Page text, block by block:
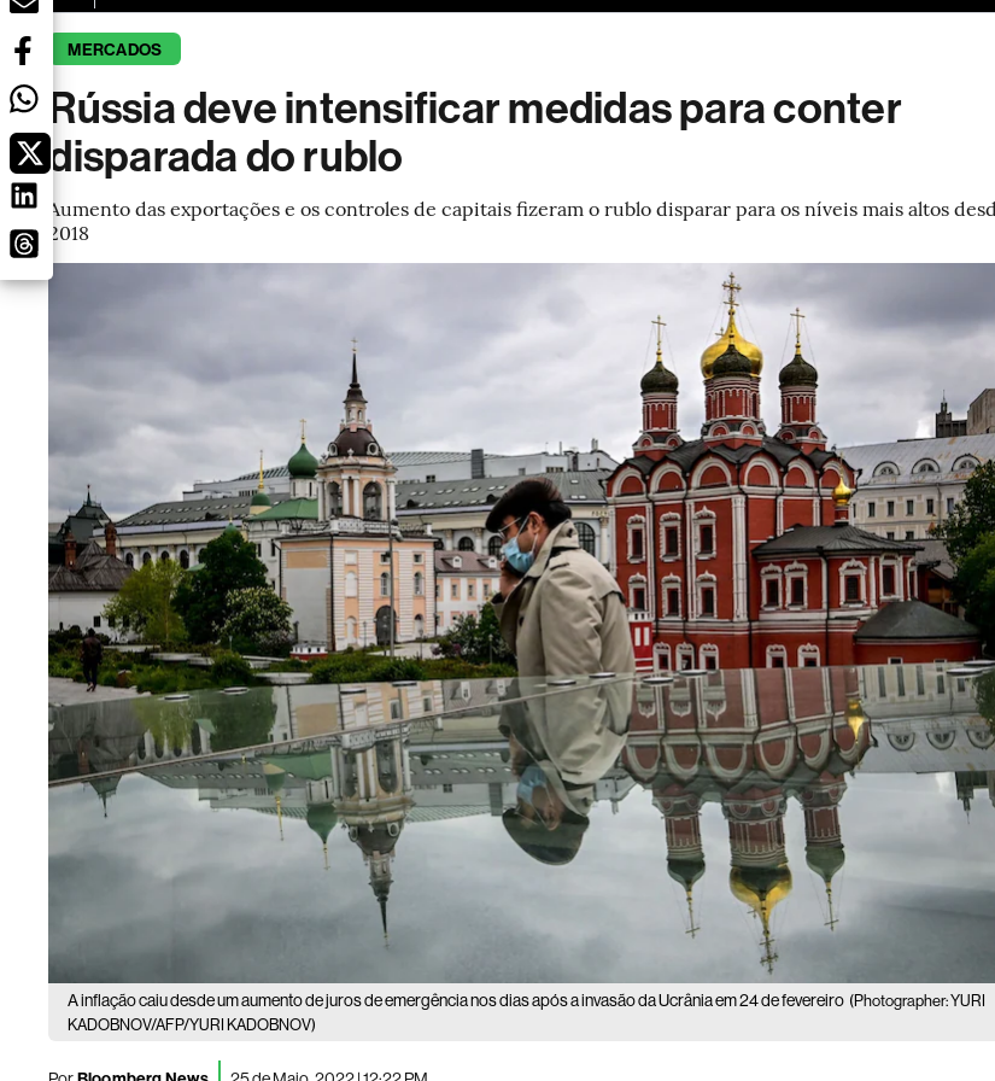
MERCADOS
Rússia deve intensificar medidas para conter
disparada do rublo
Aumento das exportações e os controles de capitais fizeram o rublo disparar para os níveis mais altos
2018
A inflação caiu desde um aumento de juros de emergência nos dias após a invasão da Ucrânia em 24 de fevereiro (Photographer: YURI
KADOBNOV/AFP/YURI KADOBNOV)